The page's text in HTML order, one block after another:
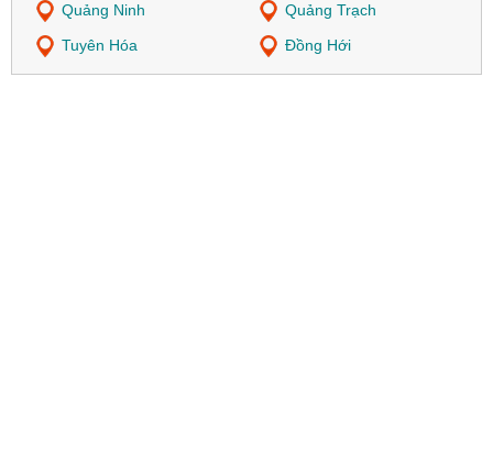
Quảng Ninh
Quảng Trạch
Tuyên Hóa
Đồng Hới